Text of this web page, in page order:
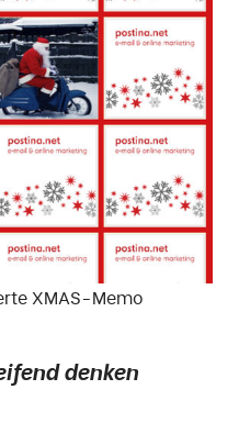
XMAS-Memo
denken